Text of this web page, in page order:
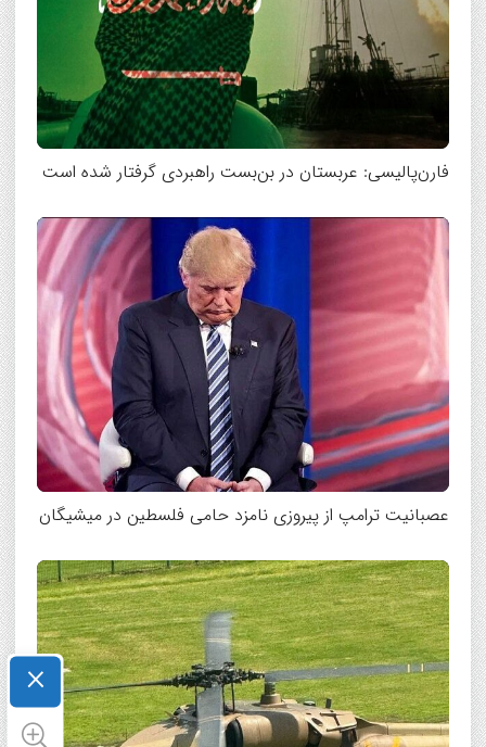
فارن‌پالیسی: عربستان در بن‌بست راهبردی گرفتار شده است
عصبانیت ترامپ از پیروزی نامزد حامی فلسطین در میشیگان
×